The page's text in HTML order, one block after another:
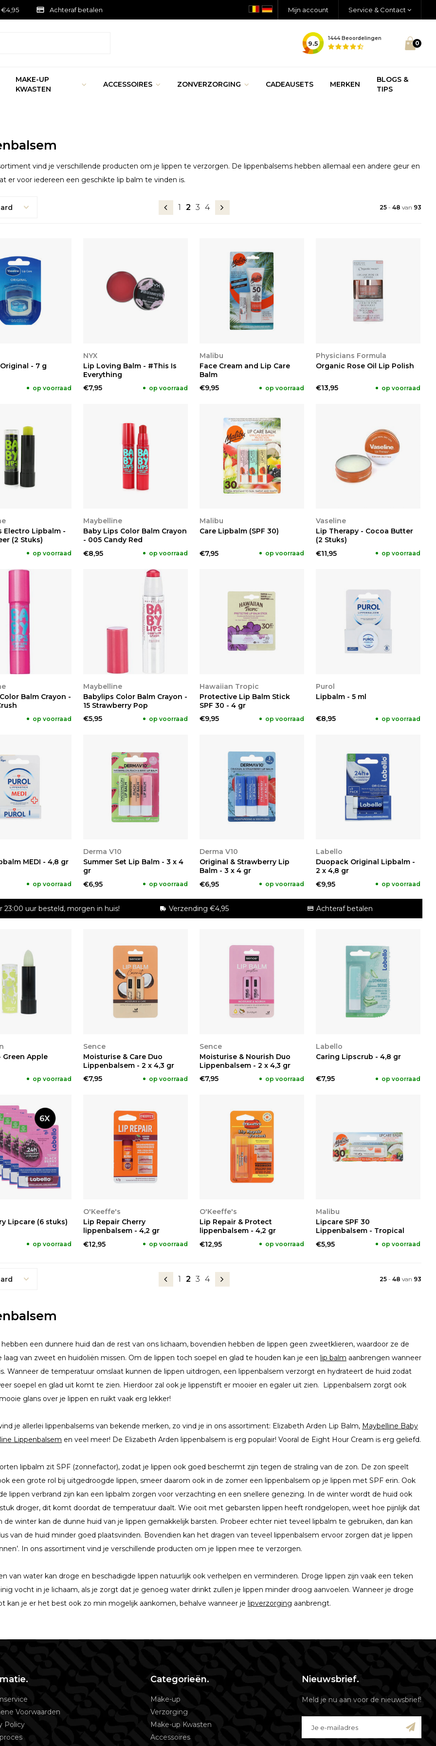
Achteraf betalen Mijn account Service & Contact
9.5
1444Beoordelingen
0
MAKE-UP
KWASTEN
ACCESSOIRES ZONVERZORGING CADEAUSETS MERKEN
BLOGS &
TIPS
vind je verschillende producten om je lippen te verzorgen. De lippenbalsems hebben allemaal een andere geur en
er voor iedereen een geschikte lip balm te vinden is.
1 2 3 4 25- 48 van 93
- 7 g
op voorraad
BEKIJKEN
NYX
Lip Loving Balm - #This Is
Everything
€7,95
op voorraad
BEKIJKEN
Malibu
Face Cream and Lip Care
Balm
€9,95
op voorraad
BEKIJKEN
Physicians Formula
Organic Rose Oil Lip Polish
€13,95 op voorraad
Electro Lipbalm -
(2 Stuks)
op voorraad
BEKIJKEN
Maybelline
Baby Lips Color Balm Crayon
- 005 Candy Red
€8,95
op voorraad
BEKIJKEN
Malibu
Care Lipbalm (SPF 30)
€7,95 op voorraad
BEKIJKEN
Vaseline
Lip Therapy - Cocoa Butter
(2 Stuks)
€11,95
op voorraad
Balm Crayon -
op voorraad
BEKIJKEN
Maybelline
Babylips Color Balm Crayon -
15 Strawberry Pop
€5,95
op voorraad
BEKIJKEN
Hawaiian Tropic
Protective Lip Balm Stick
SPF 30 - 4 gr
€9,95
op voorraad
BEKIJKEN
Purol
Lipbalm - 5 ml
€8,95 op voorraad
MEDI - 4,8 gr
op voorraad
BEKIJKEN
Derma V10
Summer Set Lip Balm - 3 x 4
gr
€6,95
op voorraad
BEKIJKEN
Derma V10
Original & Strawberry Lip
Balm - 3 x 4 gr
€6,95
op voorraad
BEKIJKEN
Labello
Duopack Original Lipbalm -
2 x 4,8 gr
€9,95
op voorraad
23:00 uur besteld, morgen in huis! Verzending €4,95 Achteraf betalen
Green Apple
op voorraad
BEKIJKEN
Sence
Moisturise & Care Duo
Lippenbalsem - 2 x 4,3 gr
€7,95
op voorraad
BEKIJKEN
Sence
Moisturise & Nourish Duo
Lippenbalsem - 2 x 4,3 gr
€7,95
op voorraad
BEKIJKEN
Labello
Caring Lipscrub - 4,8 gr
€7,95 op voorraad
Lipcare (6 stuks)
op voorraad
BEKIJKEN
O'Keeffe's
Lip Repair Cherry
lippenbalsem - 4,2 gr
€12,95
op voorraad
BEKIJKEN
O'Keeffe's
Lip Repair & Protect
lippenbalsem - 4,2 gr
€12,95
op voorraad
BEKIJKEN
Malibu
Lipcare SPF 30
Lippenbalsem - Tropical
€5,95
op voorraad
1 2 3 4 25- 48 van 93
een dunnere huid dan de rest van ons lichaam, bovendien hebben de lippen geen zweetklieren, waardoor ze de
laag van zweet en huidoliën missen. Om de lippen toch soepel en glad te houden kan je een lip balm aanbrengen wanneer
Wanneer de temperatuur omslaat kunnen de lippen uitdrogen, een lippenbalsem verzorgt en hydrateert de huid zodat
soepel en glad uit komt te zien. Hierdoor zal ook je lippenstift er mooier en egaler uit zien. Lippenbalsem zorgt ook
glans over je lippen en ruikt vaak erg lekker!
je allerlei lippenbalsems van bekende merken, zo vind je in ons assortiment: Elizabeth Arden Lip Balm, Maybelline Baby
Lippenbalsem en veel meer! De Elizabeth Arden lippenbalsem is erg populair! Vooral de Eight Hour Cream is erg geliefd.
lipbalm zit SPF (zonnefactor), zodat je lippen ook goed beschermt zijn tegen de straling van de zon. De zon speelt
een grote rol bij uitgedroogde lippen, smeer daarom ook in de zomer een lippenbalsem op je lippen met SPF erin. Ook
lippen verbrand zijn kan een lipbalm zorgen voor verzachting en een snellere genezing. In de winter wordt de huid ook
droger, dit komt doordat de temperatuur daalt. Wie ooit met gebarsten lippen heeft rondgelopen, weet hoe pijnlijk dat
de winter kan de dunne huid van je lippen gemakkelijk barsten. Probeer echter niet teveel lipbalm te gebruiken, dan kan
van de huid minder goed plaatsvinden. Bovendien kan het dragen van teveel lippenbalsem ervoor zorgen dat je lippen
In ons assortiment vind je verschillende producten om je lippen mee te verzorgen.
van water kan droge en beschadigde lippen natuurlijk ook verhelpen en verminderen. Droge lippen zijn vaak een teken
vocht in je lichaam, als je zorgt dat je genoeg water drinkt zullen je lippen minder droog aanvoelen. Wanneer je droge
kan je er het best ook zo min mogelijk aankomen, behalve wanneer je lipverzorging aanbrengt.
Voorwaarden
Policy
Categorieën.
Make-up
Verzorging
Make-up Kwasten
Accessoires
Nieuwsbrief.
Meld je nu aan voor de nieuwsbrief!